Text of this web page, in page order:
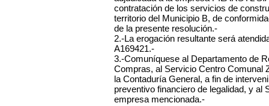
contratación de los servicios de
territorio del Municipio B, de
de la presente resolución.-
2.-La erogación resultante será
A169421.-
3.-Comuníquese al Departamento de
Compras, al Servicio Centro Comunal
la Contaduría General, a fin de
preventivo financiero de legalidad, y al
empresa mencionada.-